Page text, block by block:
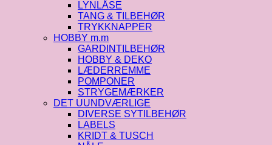
LYNLÅSE
TANG & TILBEHØR
TRYKKNAPPER
HOBBY m.m
GARDINTILBEHØR
HOBBY & DEKO
LÆDERREMME
POMPONER
STRYGEMÆRKER
DET UUNDVÆRLIGE
DIVERSE SYTILBEHØR
LABELS
KRIDT & TUSCH